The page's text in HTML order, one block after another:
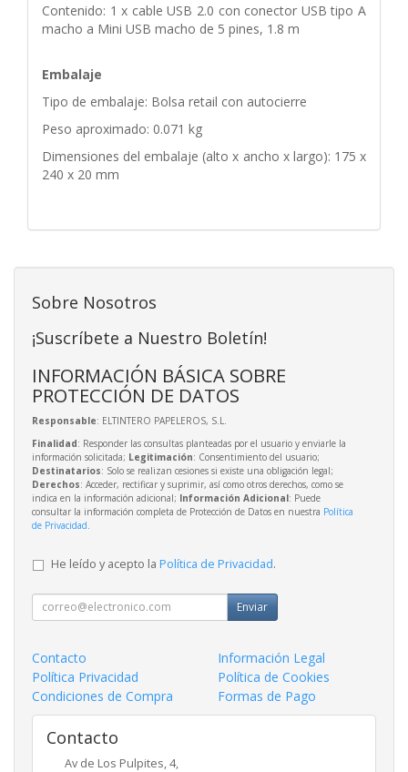
Contenido: 1 x cable USB 2.0 con conector USB tipo A
macho a Mini USB macho de 5 pines, 1.8 m
Embalaje
Tipo de embalaje: Bolsa retail con autocierre
Peso aproximado: 0.071 kg
Dimensiones del embalaje (alto x ancho x largo): 175 x
240 x 20 mm
Sobre Nosotros
¡Suscríbete a Nuestro Boletín!
INFORMACIÓN BÁSICA SOBRE
PROTECCIÓN DE DATOS
Responsable: ELTINTERO PAPELEROS, S.L.
Finalidad: Responder las consultas planteadas por el usuario y enviarle la
información solicitada; Legitimación: Consentimiento del usuario;
Destinatarios: Solo se realizan cesiones si existe una obligación legal;
Derechos: Acceder, rectificar y suprimir, así como otros derechos, como se
indica en la información adicional; Información Adicional: Puede
consultar la información completa de Protección de Datos en nuestra Política
de Privacidad
He leído y acepto la Política de Privacidad.
Enviar
Contacto
Información Legal
Política Privacidad
Política de Cookies
Condiciones de Compra
Formas de Pago
Contacto
Av de Los Pulpites, 4,